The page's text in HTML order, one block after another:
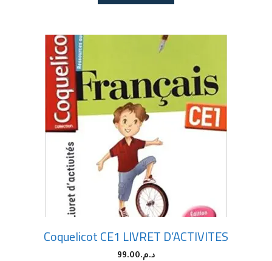
Coquelicot CE1 LIVRET D’ACTIVITES
د.م.99.00